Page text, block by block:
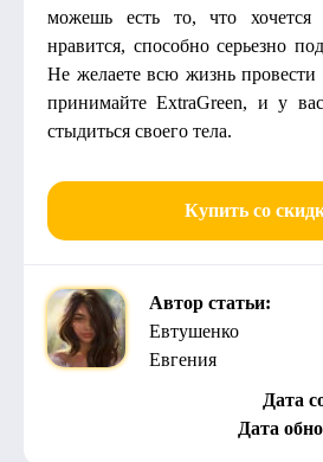
можешь есть то, что
нравится, способно серьезно
Не желаете всю жизнь провести
принимайте ExtraGreen, и у
стыдиться своего тела.
Купить со
Автор статьи:
Евтушенко
Евгения
Дата
Дата